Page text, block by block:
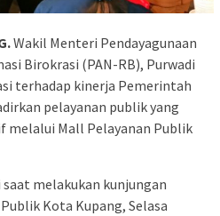
Wakil Menteri Pendayagunaan
Birokrasi (PAN-RB), Purwadi
terhadap kinerja Pemerintah
pelayanan publik yang
melalui Mall Pelayanan Publik
melakukan kunjungan
Kota Kupang, Selasa